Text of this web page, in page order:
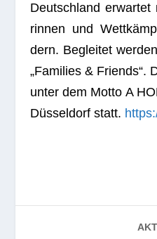
Deutsch­land
rin­nen und
dern. Beglei­tet
„Fami­lies & Fri­ends“.
unter dem Motto A
Düs­sel­dorf statt.